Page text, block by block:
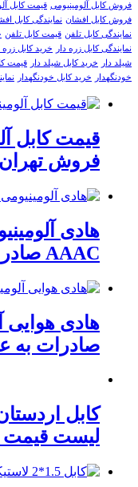
فروش کابل آلومینیومی قیمت کابل
فروش کابل افشان نمایندگی کابل
نمایندگی کابل تلفن قیمت کابل تلفن
نمایندگی کابل زره دار
خرید کابل زره
شیلد دار
خرید کابل شیلد دار قیمت
خودنگهدار
خرید کابل خودنگهدار
فروش تهران
AAAC صادرات ماهان کابل
صادرات به
لیست قیمت